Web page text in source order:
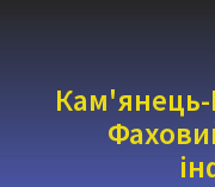
Кам'янець-